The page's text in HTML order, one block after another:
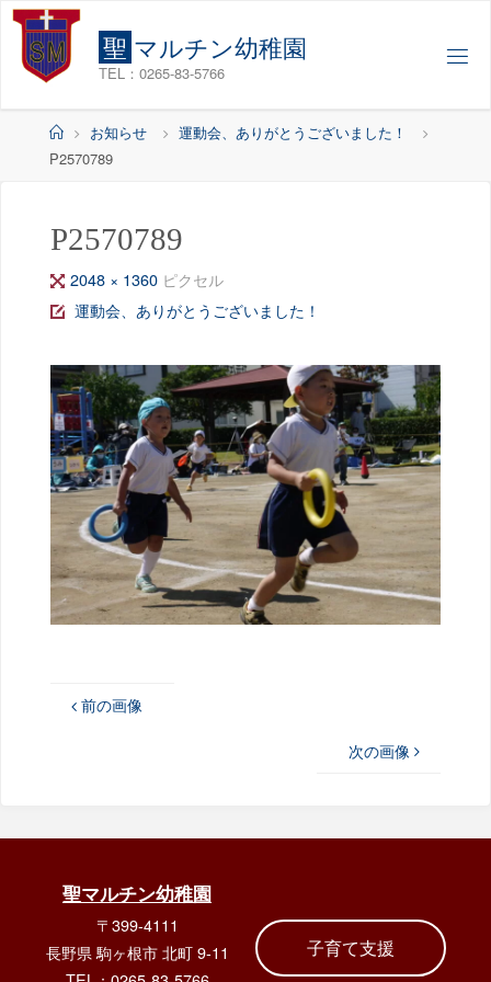
コ
聖 マルチン幼稚園
TEL：0265-83-5766
ホ
ー
お知らせ
運動会、ありがとうございました！
P2570789
P2570789
フ
ル
イ
ズ
2048 × 1360 ピクセル
運動会、ありがとうございました！
前の画像
次の画像
聖マルチン幼稚園
〒399-4111
長野県 駒ヶ根市 北町 9-11
子育て支援